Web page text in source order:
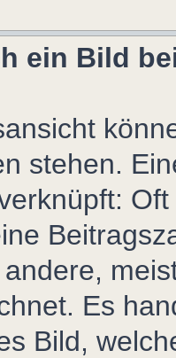
ein Bild
stehen.
Es
Bild,